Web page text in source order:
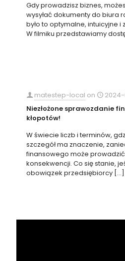
Gdy prowadzisz biznes,
wysyłać dokumenty do biura
było to optymalne, intuicyjne i
W filmiku przedstawiamy
matestep-local on
Niezłożone sprawozdanie
kłopotów!
W świecie liczb i terminów,
szczegół ma znaczenie,
finansowego może
konsekwencji. Co się stanie,
obowiązek przedsiębiorcy […]